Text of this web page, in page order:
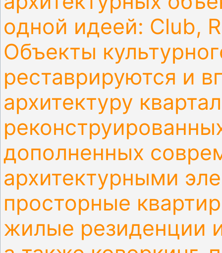
одной идеей: Club,
Объекты
реставрируются и
архитектуру
дополненных
архитектурными
просторные
жилые резиденции